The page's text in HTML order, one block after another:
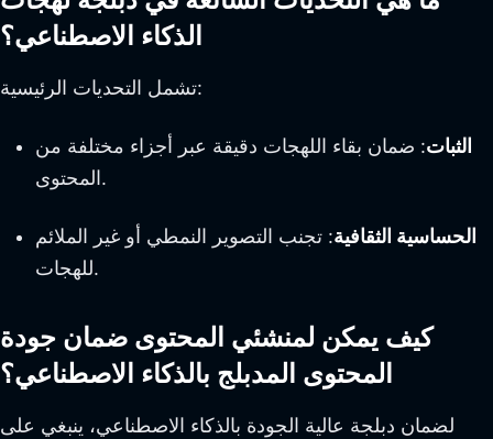
الذكاء الاصطناعي؟
تشمل التحديات الرئيسية:
الثبات: ضمان بقاء اللهجات دقيقة عبر أجزاء مختلفة من
المحتوى.
الحساسية الثقافية: تجنب التصوير النمطي أو غير الملائم
للهجات.
كيف يمكن لمنشئي المحتوى ضمان جودة
المحتوى المدبلج بالذكاء الاصطناعي؟
لضمان دبلجة عالية الجودة بالذكاء الاصطناعي، ينبغي على